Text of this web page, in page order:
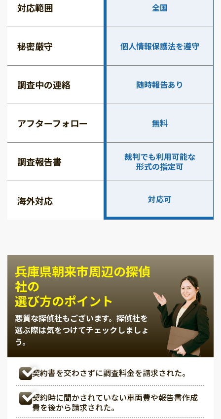
対応範囲 全国
秘密厳守 個人情報保護法を遵守
調査中の連絡 随時報告あり
アフターフォロー 無料
調査報告書
裁判でも利用可能な
形式の指定可
海外対応 対応可
兵庫県朝来市周辺の探偵
社の
選び方のポイント
悪質な探偵社もございます。 探偵社を
選ぶ際は気をつけてチェックしましょ
う。
契約書を交わさずに調査料金を請求された。
契約時に聞かされていない車両費や報告書作成
費を後から請求された。